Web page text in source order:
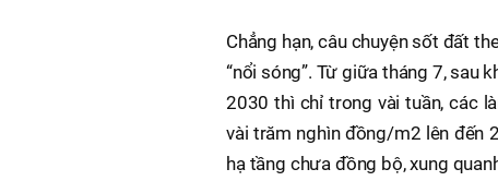
Chẳng hạn, câu chuyện sốt đất
“nổi sóng”. Từ giữa tháng 7, sau
2030 thì chỉ trong vài tuần, các
vài trăm nghìn đồng/m2 lên đến
hạ tầng chưa đồng bộ, xung